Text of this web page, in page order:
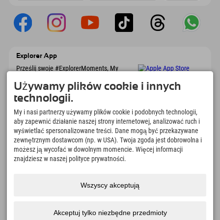
Explorer App
Prześlij swoje #ExplorerMoments, My
marzeń, przeglądem restauracji i wieloma
innymi. Pobierz teraz!
Czas na chwile odkrywcy
166
Jeziora górskie i baseny
rekreacyjne
4.634km
Stoki do jazdy na nartach i
snowboardzie
8.991km
Używamy plików cookie i innych
technologii.
My i nasi partnerzy używamy plików cookie i podobnych technologii,
aby zapewnić działanie naszej strony internetowej, analizować ruch i
wyświetlać spersonalizowane treści. Dane mogą być przekazywane
zewnętrznym dostawcom (np. w USA). Twoja zgoda jest dobrowolna i
możesz ją wycofać w dowolnym momencie. Więcej informacji
znajdziesz w naszej polityce prywatności.
Wszyscy akceptują
Akceptuj tylko niezbędne przedmioty